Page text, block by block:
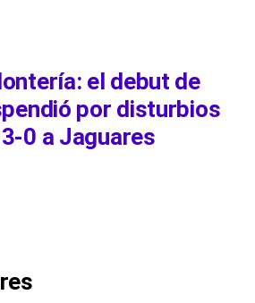
el debut de
por disturbios
0 a Jaguares